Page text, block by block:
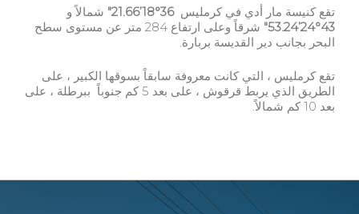
تقع كنيسة مار أدي في كرمليس36°18’21.66″
شمالاً و
43°24’53.24″
شرقاً وعلى ارتفاع 284 متر عن مستوى سطح
البحر بجانب دير القديسة بربارة.
تقع كرمليس ، التي كانت معروفة سابقاً بسوقها الكبير ، على
الطريق الذي يربط قرقوش ، على بعد 5 كم جنوباً ببرطلة ، على
بعد 10 كم شمالاً.